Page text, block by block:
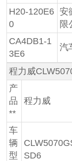
H20-120E6
0
安
限
CA4DB1-1
3E6
汽
程力威
产
品
**
程力威
车
辆
型
SD6